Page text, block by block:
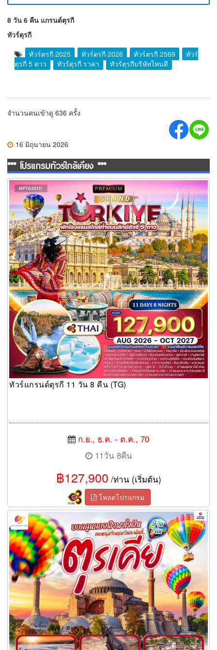
8 วัน 6 คืน แกรนด์ตุรกี
ทัวร์ตุรกี
ทัวร์ตุรกี 2025
ทัวร์ตุรกี 2026 ทัวร์ตุรกี 2569
ทัวร์
ตุรกี 5 ดาว
ทัวร์ตุรกี ราคา ทัวร์ตุรกีบริษัทไหนดี
จำนวนคนเข้าดู 636 ครั้ง
16 มิถุนายน 2026
*** โปรแกรมทัวร์ใกล้เคียง ***
ทัวร์แกรนด์ตุรกี 11 วัน 8 คืน (TG)
ทัวร์แกรนด์ตุรกี 11 วัน 8 คืน (TG)
ก.ย., ธ.ค. - ต.ค., 70
11วัน 8คืน
฿127,900 /ท่าน (เริ่มต้น)
โหลดโปรแกรม
ทัวร์ตุรเคีย บอลลูนลอยฟ้าพาใจฝัน ตกหลุมรักคุณวันละพันที่ตุรเคีย 9
วัน 7 คืน